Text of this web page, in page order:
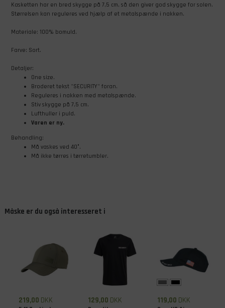
Kasketten har en bred skygge på 7,5 cm, så den giver god skygge for solen.
Størrelsen kan reguleres ved hjælp af et metalspænde i nakken.
Materiale: 100% bomuld.
​Farve: Sort.
Detaljer:
One size.
Broderet tekst "SECURITY" foran.
Reguleres i nakken med metalspænde.
Stiv skygge på 7,5 cm.
Lufthuller i puld.
Varen er ny.
​Behandling:
Må vaskes ved 40°.
Må ikke tørres i tørretumbler.
Måske er du også interesseret i
219,00 DKK 129,00 DKK 119,00 DKK